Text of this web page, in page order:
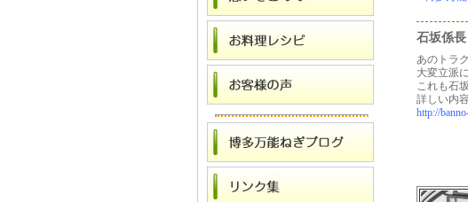
石坂係
あのトラ
大変立派
これも石
詳しい内
http://